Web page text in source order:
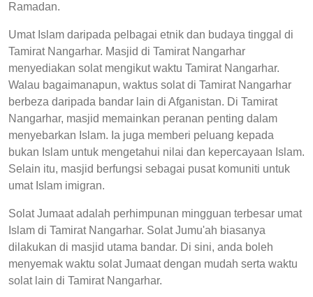
Ramadan.
Umat Islam daripada pelbagai etnik dan budaya tinggal di
Tamirat Nangarhar. Masjid di Tamirat Nangarhar
menyediakan solat mengikut waktu Tamirat Nangarhar.
Walau bagaimanapun, waktus solat di Tamirat Nangarhar
berbeza daripada bandar lain di Afganistan. Di Tamirat
Nangarhar, masjid memainkan peranan penting dalam
menyebarkan Islam. Ia juga memberi peluang kepada
bukan Islam untuk mengetahui nilai dan kepercayaan Islam.
Selain itu, masjid berfungsi sebagai pusat komuniti untuk
umat Islam imigran.
Solat Jumaat adalah perhimpunan mingguan terbesar umat
Islam di Tamirat Nangarhar. Solat Jumu'ah biasanya
dilakukan di masjid utama bandar. Di sini, anda boleh
menyemak waktu solat Jumaat dengan mudah serta waktu
solat lain di Tamirat Nangarhar.